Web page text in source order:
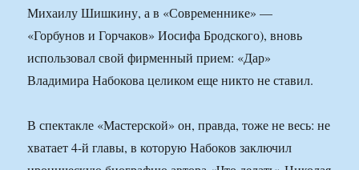
Михаилу Шишкину, а в «Современнике» —
«Горбунов и Горчаков» Иосифа Бродского), вновь
использовал свой фирменный прием: «Дар»
Владимира Набокова целиком еще никто не ставил.
В спектакле «Мастерской» он, правда, тоже не весь: не
хватает 4-й главы, в которую Набоков заключил